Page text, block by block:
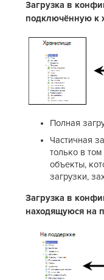
Загрузка в
подключённую к
Полная
Частичная
только в том
объекты,
загрузки,
Загрузка в
находящуюся на